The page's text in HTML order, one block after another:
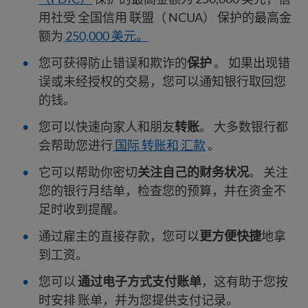
用社受 全国信用 联盟（ NCUA） 保护的最高金
额为 250,000 美元。
您可获得防止错误和欺诈的保护。 如果出现错
误或未经授权的交易，您可以通知银行取回您
的钱。
您可以快速向家人和朋友转账。 大多数银行都
会帮助您进行 国际 转账和 汇款 。
它可以帮助你密切关注自己的财务状况。 关注
您的银行月结单，检查您的预算，并在资金不
足时收到提醒。
通过雇主的直接存款，您可以更方便快捷地拿
到工资。
您可以 通过电子方式支付账单，这有助于您按
时安排 账单，并为您提供支付记录。